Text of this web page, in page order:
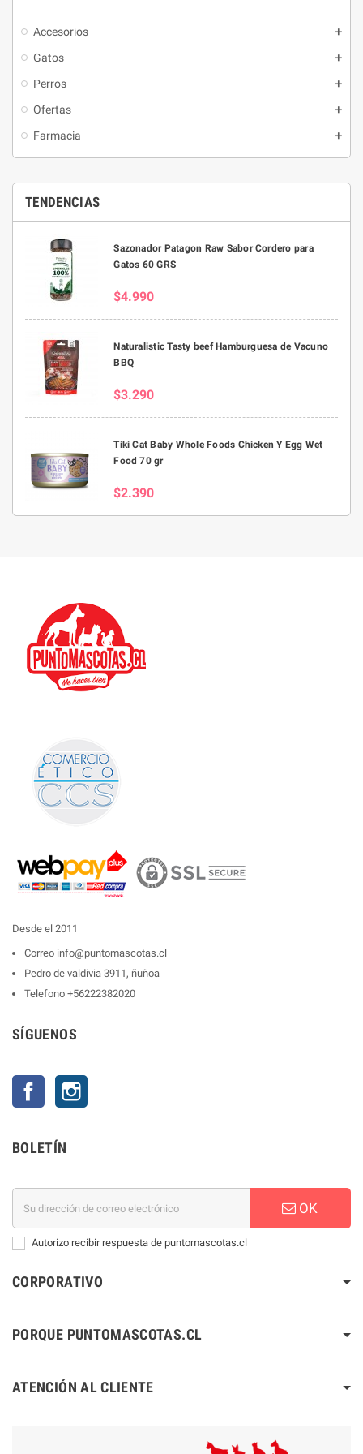
Accesorios
Gatos
Perros
Ofertas
Farmacia
TENDENCIAS
Sazonador Patagon Raw Sabor Cordero para
Gatos 60 GRS
$4.990
Naturalistic Tasty beef Hamburguesa de Vacuno
BBQ
$3.290
Tiki Cat Baby Whole Foods Chicken Y Egg Wet
Food 70 gr
$2.390
los juguetes Mimo!
Desde el 2011
Correo info@puntomascotas.cl
Pedro de valdivia 3911, ñuñoa
Telefono +56222382020
SÍGUENOS
Facebook
BOLETÍN
OK
Autorizo recibir respuesta de puntomascotas.cl
CORPORATIVO
PORQUE PUNTOMASCOTAS.CL
ATENCIÓN AL CLIENTE